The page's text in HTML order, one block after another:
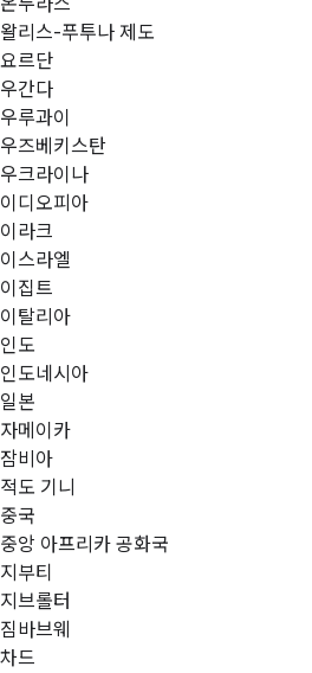
왈리스-푸투나 제도
요르단
우간다
우루과이
우즈베키스탄
우크라이나
이디오피아
이라크
이스라엘
이집트
이탈리아
인도
인도네시아
일본
자메이카
잠비아
적도 기니
중국
중앙 아프리카 공화국
지부티
지브롤터
짐바브웨
차드